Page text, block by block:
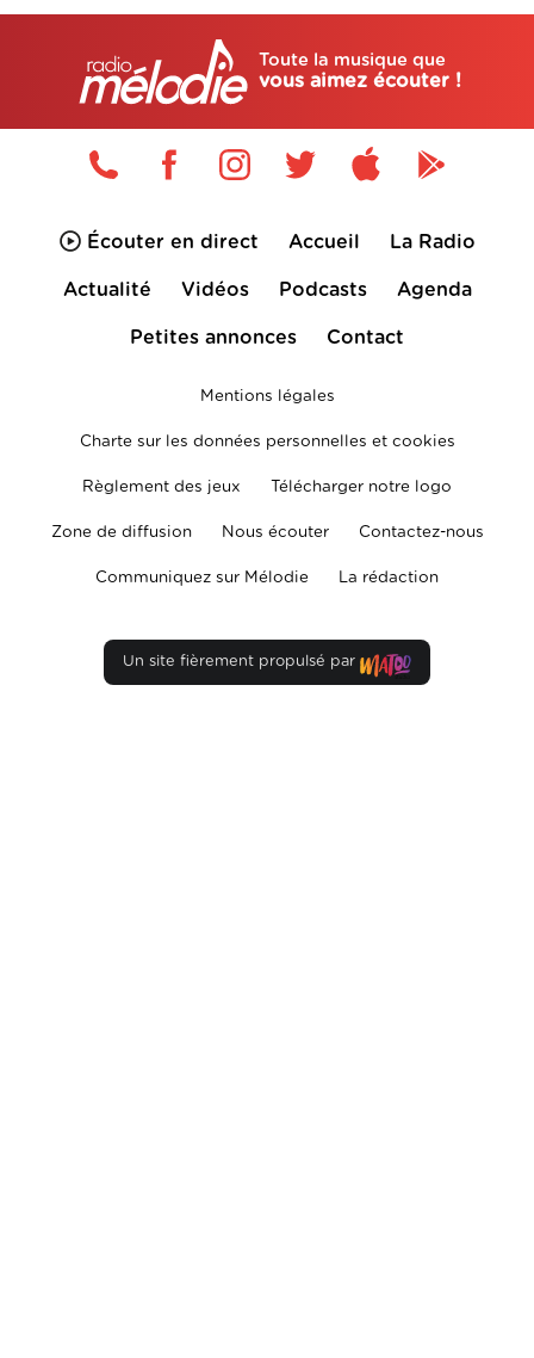
Toute la musique que
vous aimez écouter !
Écouter en direct Accueil La Radio
Actualité Vidéos Podcasts Agenda
Petites annonces Contact
Mentions légales
Charte sur les données personnelles et cookies
Règlement des jeux Télécharger notre logo
Zone de diffusion Nous écouter Contactez-nous
Communiquez sur Mélodie La rédaction
Un site fièrement propulsé par